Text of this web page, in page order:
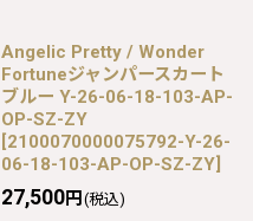
Angelic Pretty / Wonder
Fortuneジャンパースカート
ブルー Y-26-06-18-103-AP-
OP-SZ-ZY
[2100070000075792-Y-26-
06-18-103-AP-OP-SZ-ZY]
27,500円 (税込)